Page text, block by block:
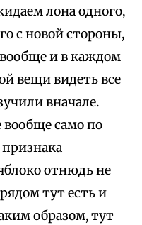
лона одного,
с новой стороны,
и в каждом
вещи видеть все
вначале.
вообще само по
отнюдь не
тут есть и
образом, тут